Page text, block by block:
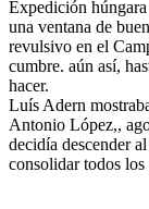
Expedición
una ventana de
revulsivo en el
cumbre. aún así,
hacer.
Luís Adern
Antonio López,,
decidía descender
consolidar todos